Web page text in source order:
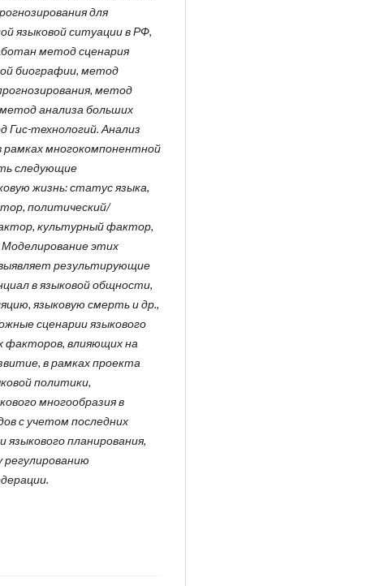
для
языковой ситуации в РФ,
метод сценария
биографии, метод
метод
анализа больших
Гис-технологий. Анализ
рамках многокомпонентной
следующие
жизнь: статус языка,
политический/
культурный фактор,
этих
результирующие
в языковой общности,
языковую смерть и др.,
сценарии языкового
факторов, влияющих на
в рамках проекта
политики,
многообразия в
с учетом последних
языкового планирования,